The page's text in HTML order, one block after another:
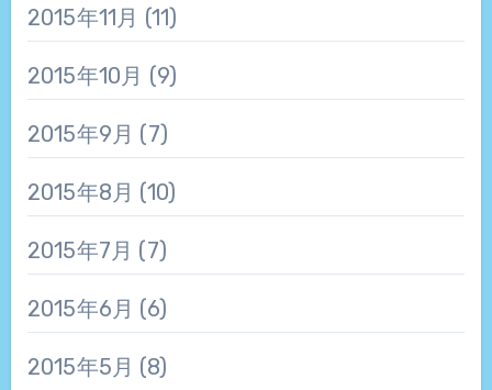
2015年11月 (11)
2015年10月 (9)
2015年9月 (7)
2015年8月 (10)
2015年7月 (7)
2015年6月 (6)
2015年5月 (8)